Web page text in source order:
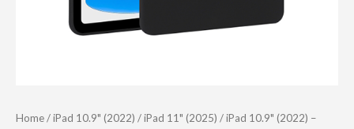
Home/iPad 10.9" (2022) / iPad 11" (2025) / iPad 10.9" (2022) –